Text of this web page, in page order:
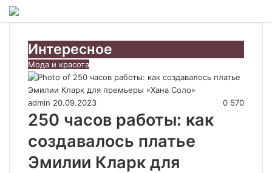
Интересное
Мода и красота
admin 20.09.2023 0 570
250 часов работы: как
создавалось платье
Эмилии Кларк для